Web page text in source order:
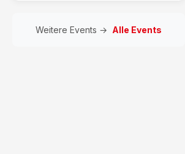
Weitere Events → Alle Events